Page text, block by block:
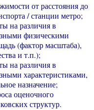
от расстояния до
/ станции метро;
на различия в
физическими
(фактор масштаба),
и т.п.);
на различия в
характеристиками,
назначение;
оценочного
структур.